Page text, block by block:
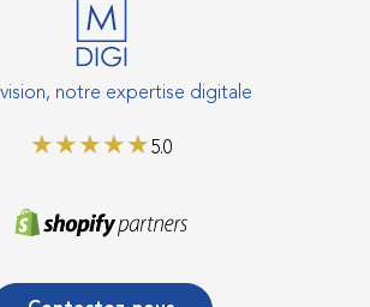
notre expertise digitale
★★★★★5.0